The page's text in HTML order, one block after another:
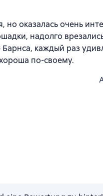
но оказалась очень
надолго
каждый раз
по-своему.